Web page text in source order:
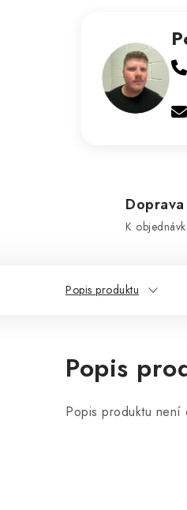
K
Popis produktu
Popis
Popis produktu není